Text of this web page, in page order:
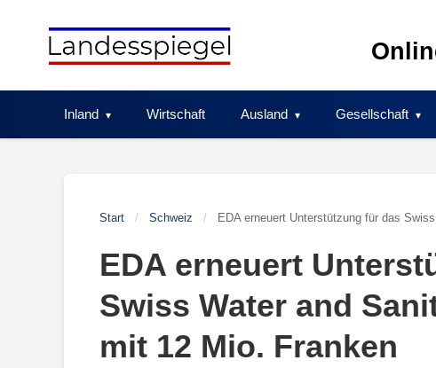
Inland Wirtschaft Ausland Gesellschaft
Start / Schweiz / EDA erneuert Unterstützung für das
EDA erneuert
Swiss Water and
mit 12 Mio. Franken